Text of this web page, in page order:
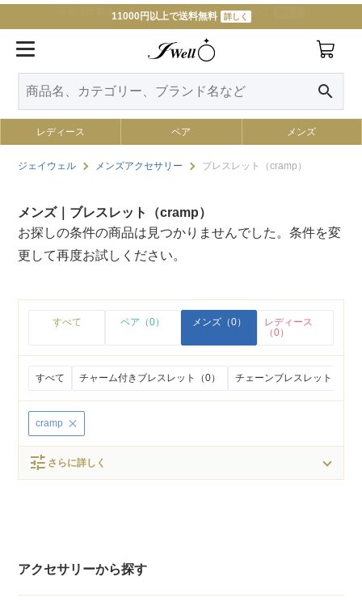
11000円以上で送料無料 詳しく
search
レディース ペア メンズ
ジェイウェル メンズアクセサリー ブレスレット（cramp）
アクセサリーから探す
メンズ｜ブレスレット（cramp）
お探しの条件の商品は見つかりませんでした。条件を変
更して再度お試しください。
すべて ペア（0） メンズ（0）
レディース
（0）
すべて チャーム付きブレスレット（0） チェーンブレスレット（0）
cramp
tune さらに詳しく